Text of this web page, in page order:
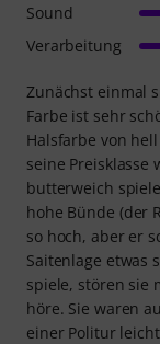
Zunächst einmal
Farbe ist sehr
Halsfarbe von
seine
butterweich
hohe Bünde (der
so hoch, aber er
Saitenlage etwas
spiele, stören sie
höre. Sie waren
einer Politur
Sound
Verarbeitung